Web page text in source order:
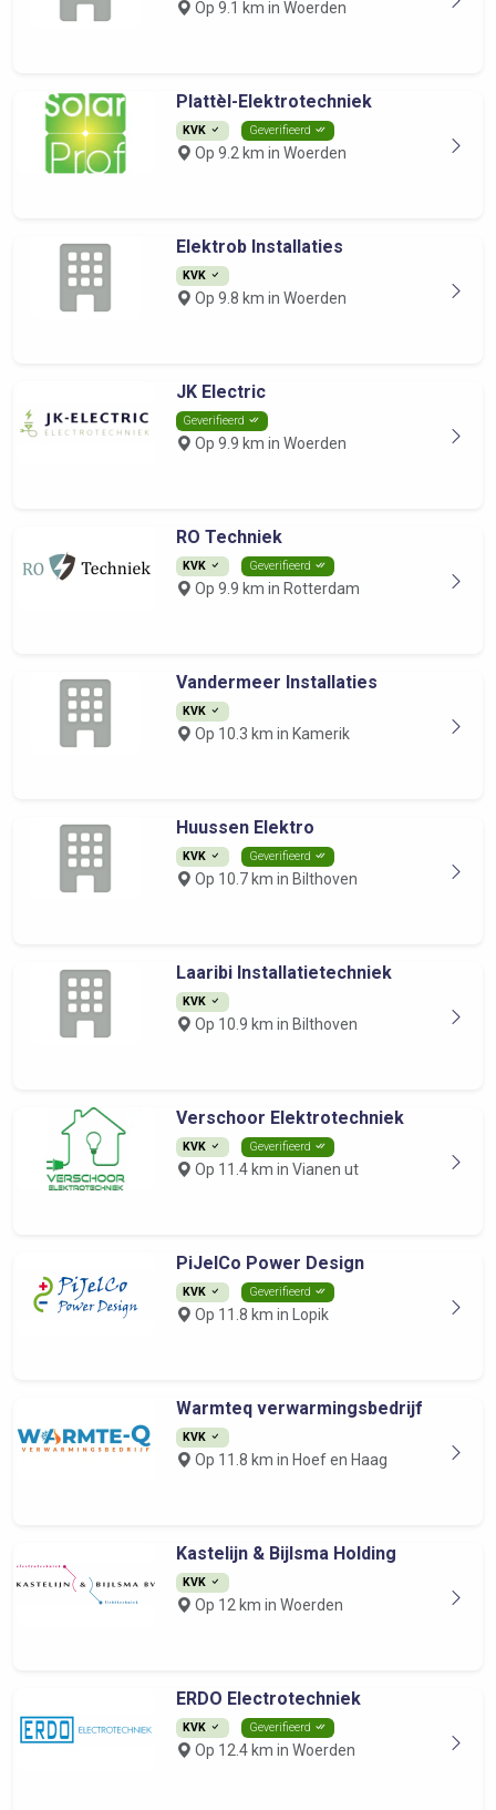
Op 9.1 km in Woerden
Plattèl-Elektrotechniek
KVK Geverifieerd
Op 9.2 km in Woerden
Elektrob Installaties
KVK
Op 9.8 km in Woerden
JK Electric
Geverifieerd
Op 9.9 km in Woerden
RO Techniek
KVK Geverifieerd
Op 9.9 km in Rotterdam
Vandermeer Installaties
KVK
Op 10.3 km in Kamerik
Huussen Elektro
KVK Geverifieerd
Op 10.7 km in Bilthoven
Laaribi Installatietechniek
KVK
Op 10.9 km in Bilthoven
Verschoor Elektrotechniek
KVK Geverifieerd
Op 11.4 km in Vianen ut
PiJelCo Power Design
KVK Geverifieerd
Op 11.8 km in Lopik
Warmteq verwarmingsbedrijf
KVK
Op 11.8 km in Hoef en Haag
Kastelijn & Bijlsma Holding
KVK
Op 12 km in Woerden
ERDO Electrotechniek
KVK Geverifieerd
Op 12.4 km in Woerden